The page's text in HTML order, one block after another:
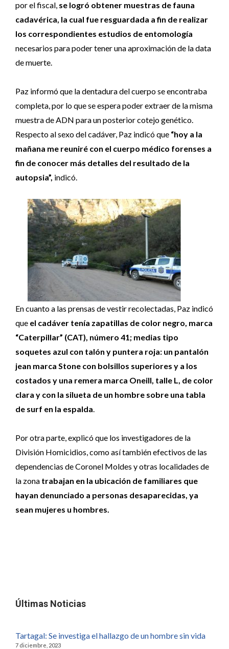
por el fiscal, se logró obtener muestras de fauna
cadavérica, la cual fue resguardada a fin de realizar
los correspondientes estudios de entomología
necesarios para poder tener una aproximación de la data
de muerte.
Paz informó que la dentadura del cuerpo se encontraba
completa, por lo que se espera poder extraer de la misma
muestra de ADN para un posterior cotejo genético.
Respecto al sexo del cadáver, Paz indicó que “hoy a la
mañana me reuniré con el cuerpo médico forenses a
fin de conocer más detalles del resultado de la
autopsia”, indicó.
En cuanto a las prensas de vestir recolectadas, Paz indicó
que el cadáver tenía zapatillas de color negro, marca
“Caterpillar” (CAT), número 41; medias tipo
soquetes azul con talón y puntera roja: un pantalón
jean marca Stone con bolsillos superiores y a los
costados y una remera marca Oneill, talle L, de color
clara y con la silueta de un hombre sobre una tabla
de surf en la espalda.
Por otra parte, explicó que los investigadores de la
División Homicidios, como así también efectivos de las
dependencias de Coronel Moldes y otras localidades de
la zona trabajan en la ubicación de familiares que
hayan denunciado a personas desaparecidas, ya
sean mujeres u hombres.
Últimas Noticias
Tartagal: Se investiga el hallazgo de un hombre sin vida
7 diciembre, 2023